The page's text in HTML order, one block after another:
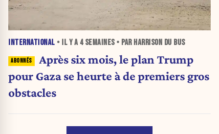
INTERNATIONAL • IL Y A 4 SEMAINES• PAR HARRISON DU BUS
Après six mois, le plan Trump
pour Gaza se heurte à de premiers gros
obstacles